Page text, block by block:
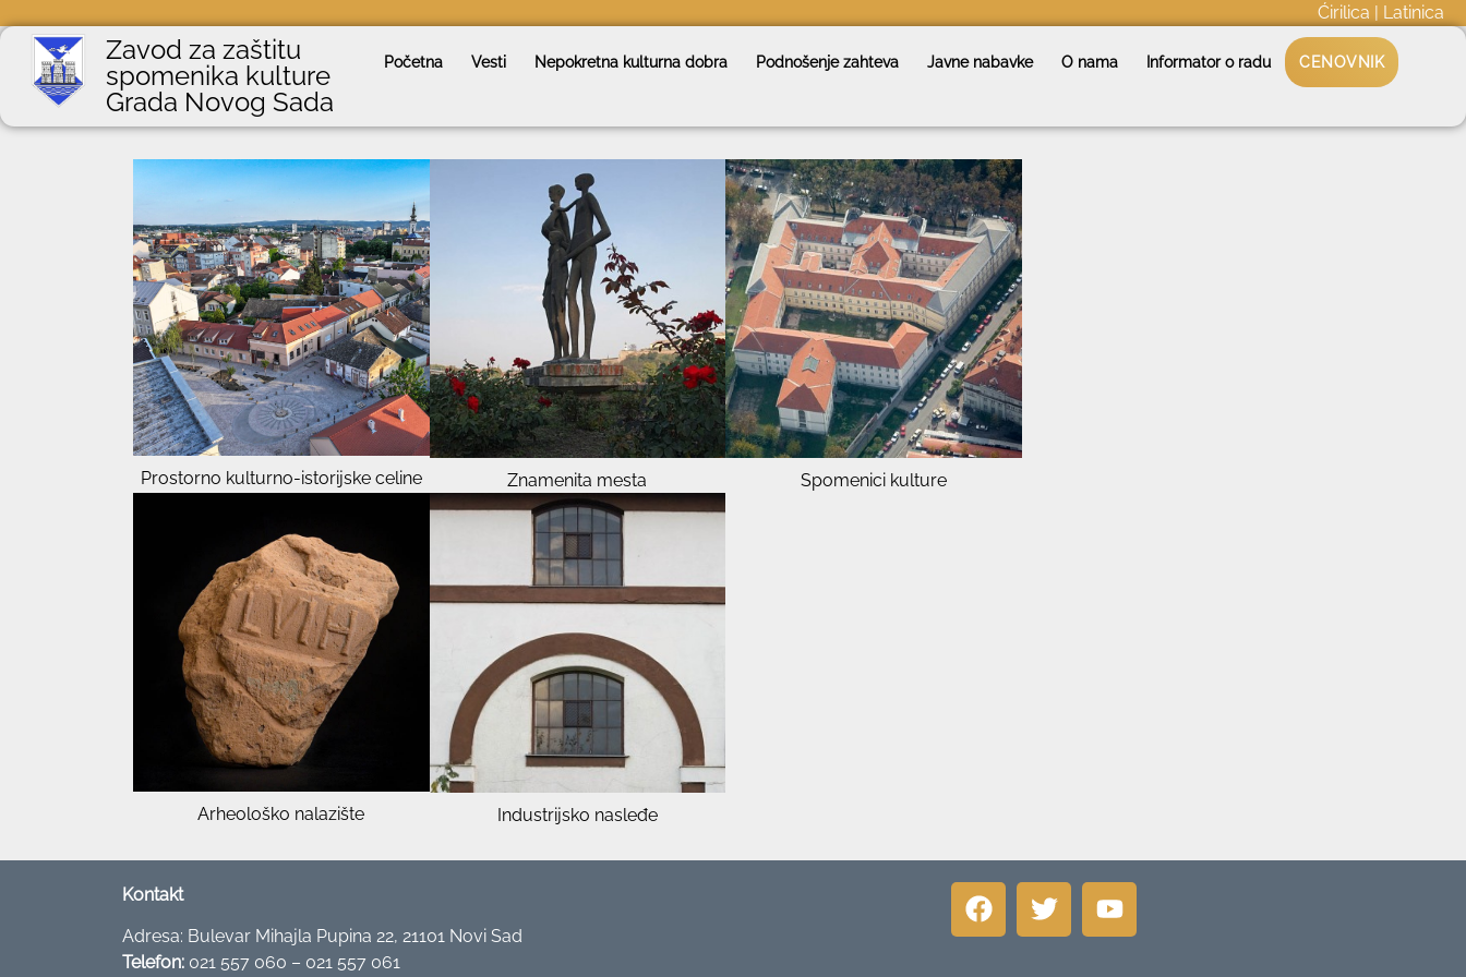
Ćirilica | Latinica
Zavod za zaštitu
spomenika kulture
Grada Novog Sada
Početna Vesti Nepokretna kulturna dobra Podnošenje zahteva Javne nabavke O nama Informator o radu CENOVNIK
Prostorno kulturno-istorijske celine Znamenita mesta Spomenici kulture
Arheološko nalazište Industrijsko nasleđe
Kontakt
Adresa: Bulevar Mihajla Pupina 22, 21101 Novi Sad
Telefon: 021 557 060 – 021 557 061